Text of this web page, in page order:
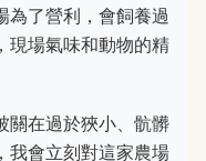
為了營利，會飼養過
現場氣味和動物的精
關在過於狹小、骯髒
我會立刻對這家農場